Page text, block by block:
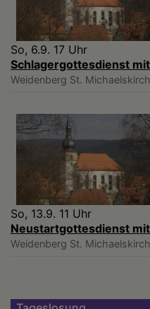
So, 6.9. 17 Uhr
Schlagergottesdienst
Weidenberg St.
So, 13.9. 11 Uhr
Neustartgottesdienst
Weidenberg St.